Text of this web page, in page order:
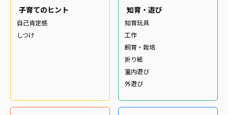
子育てのヒント
自己肯定感
しつけ
知育・遊び
知育玩具
工作
飼育・栽培
折り紙
室内遊び
外遊び